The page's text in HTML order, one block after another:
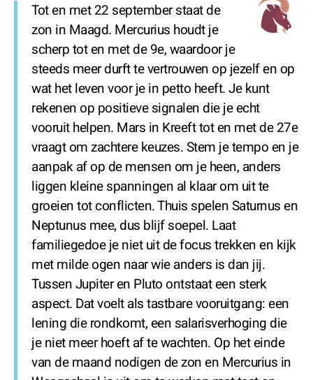
Tot en met 22 september staat de
zon in Maagd. Mercurius houdt je
scherp tot en met de 9e, waardoor je
steeds meer durft te vertrouwen op jezelf en op
wat het leven voor je in petto heeft. Je kunt
rekenen op positieve signalen die je echt
vooruit helpen. Mars in Kreeft tot en met de 27e
vraagt om zachtere keuzes. Stem je tempo en je
aanpak af op de mensen om je heen, anders
liggen kleine spanningen al klaar om uit te
groeien tot conflicten. Thuis spelen Saturnus en
Neptunus mee, dus blijf soepel. Laat
familiegedoe je niet uit de focus trekken en kijk
met milde ogen naar wie anders is dan jij.
Tussen Jupiter en Pluto ontstaat een sterk
aspect. Dat voelt als tastbare vooruitgang: een
lening die rondkomt, een salarisverhoging die
je niet meer hoeft af te wachten. Op het einde
van de maand nodigen de zon en Mercurius in